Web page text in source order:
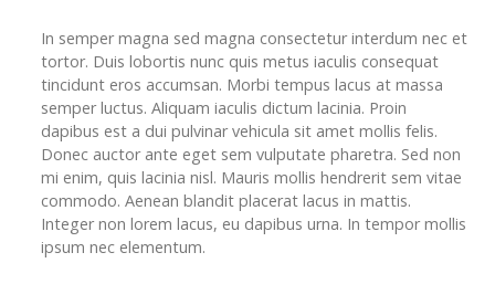
In semper magna sed magna consectetur interdum nec et
tortor. Duis lobortis nunc quis metus iaculis consequat
tincidunt eros accumsan. Morbi tempus lacus at massa
semper luctus. Aliquam iaculis dictum lacinia. Proin
dapibus est a dui pulvinar vehicula sit amet mollis felis.
Donec auctor ante eget sem vulputate pharetra. Sed non
mi enim, quis lacinia nisl. Mauris mollis hendrerit sem vitae
commodo. Aenean blandit placerat lacus in mattis.
Integer non lorem lacus, eu dapibus urna. In tempor mollis
ipsum nec elementum.